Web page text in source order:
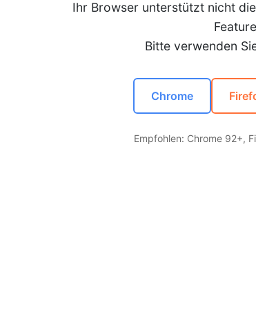
Ihr Browser unterstützt nicht
Bitte verwenden
Chrome
Empfohlen: Chrome 92+,